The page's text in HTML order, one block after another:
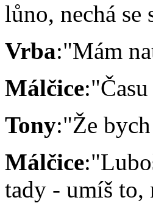
lůno, nechá se
Vrba:"Mám
Málčice
Tony:"Že
Málčice
tady - umíš to,